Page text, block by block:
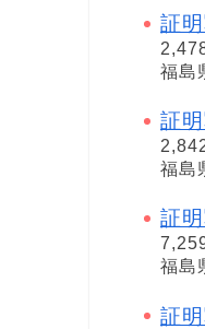
証
福島
証
福島
証
福島
証